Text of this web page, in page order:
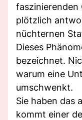
faszinierenden
plötzlich
nüchternen
Dieses
bezeichnet.
warum eine
umschwenkt.
Sie haben das
kommt einer